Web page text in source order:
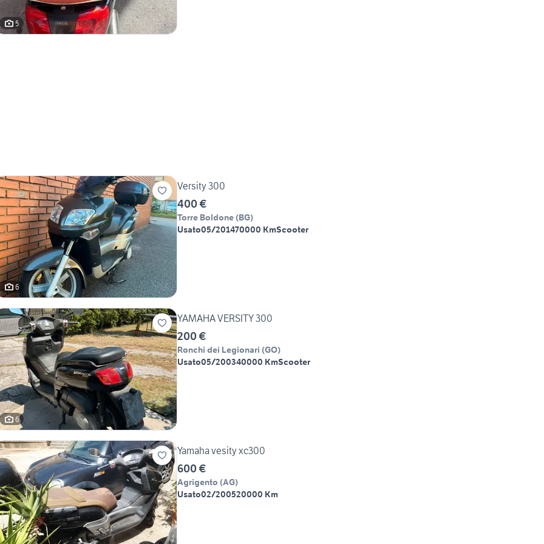
5
6
Versity 300
400 €
Torre Boldone (BG)
Usato05/201470000 KmScooter
6
YAMAHA VERSITY 300
200 €
Ronchi dei Legionari (GO)
Usato05/200340000 KmScooter
Yamaha vesity xc300
600 €
Agrigento (AG)
Usato02/200520000 Km